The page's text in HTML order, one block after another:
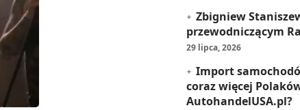
Zbigniew
przewodniczącym
29 lipca, 2026
Import
coraz więcej
AutohandelUSA.pl?